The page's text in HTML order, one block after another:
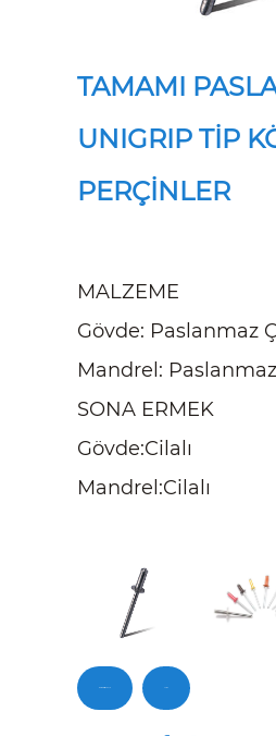
TAMAMI
UNIGRIP TİP
PERÇİNLER
MALZEME
Gövde: Paslanmaz
Mandrel:
SONA ERMEK
Gövde:Cilalı
Mandrel:Cilalı